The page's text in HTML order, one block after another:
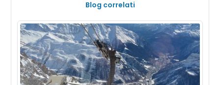
Blog correlati